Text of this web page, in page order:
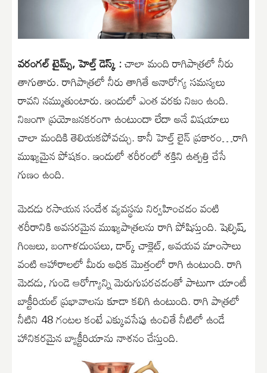
వరంగల్ టైమ్స్, హెల్త్ డెస్క్ :చాలా మంది రాగిపాత్రలో నీరు
తాగుతారు. రాగిపాత్రలో నీరు తాగితే అనారోగ్య సమస్యలు
రావని నమ్ముతుంటారు. ఇందులో ఎంత వరకు నిజం ఉంది.
నిజంగా ప్రయోజనకరంగా ఉంటుందా లేదా అనే విషయాలు
చాలా మందికి తెలియకపోవచ్చు. కానీ హెల్త్ లైన్ ప్రకారం…రాగి
ముఖ్యమైన పోషకం. ఇందులో శరీరంలో శక్తిని ఉత్పత్తి చేసే
గుణం ఉంది.
మెదడు రసాయన సందేశ వ్యవస్థను నిర్వహించడం వంటి
శరీరానికి అవసరమైన ముఖ్యపాత్రలను రాగి పోషిస్తుంది. షెల్ఫిష్,
గింజలు, బంగాళదుంపలు, డార్క్ చాక్లెట్, అవయవ మాంసాలు
వంటి ఆహారాలలో మీరు అధిక మొత్తంలో రాగి ఉంటుంది. రాగి
మెదడు, గుండె ఆరోగ్యాన్ని మెరుగుపరచడంతో పాటుగా యాంటీ
బాక్టీరియల్ ప్రభావాలను కూడా కలిగి ఉంటుంది. రాగి పాత్రలో
నీటిని 48 గంటల కంటే ఎక్కువసేపు ఉంచితే నీటిలో ఉండే
హానికరమైన బ్యాక్టీరియాను నాశనం చేస్తుంది.